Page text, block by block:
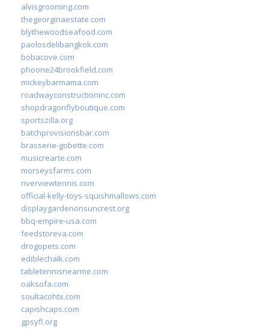
alvisgrooming.com
thegeorginaestate.com
blythewoodseafood.com
paolosdelibangkok.com
bobacove.com
phoone24brookfield.com
mickeybarmama.com
roadwayconstructioninc.com
shopdragonflyboutique.com
sportszilla.org
batchprovisionsbar.com
brasserie-gobette.com
musicrearte.com
morseysfarms.com
riverviewtennis.com
official-kelly-toys-squishmallows.com
displaygardenonsuncrest.org
bbq-empire-usa.com
feedstoreva.com
drogopets.com
ediblechalk.com
tabletennisnearme.com
oaksofa.com
soultacohtx.com
capishcaps.com
gpsyfl.org